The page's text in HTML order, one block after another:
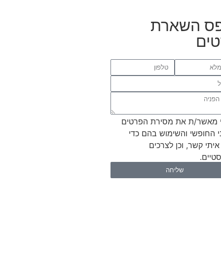
השארת
מאשר/ת את מסירת הפרטים
החופשי והשימוש בהם כדי
איתי קשר, וכן לצרכים
שליחה